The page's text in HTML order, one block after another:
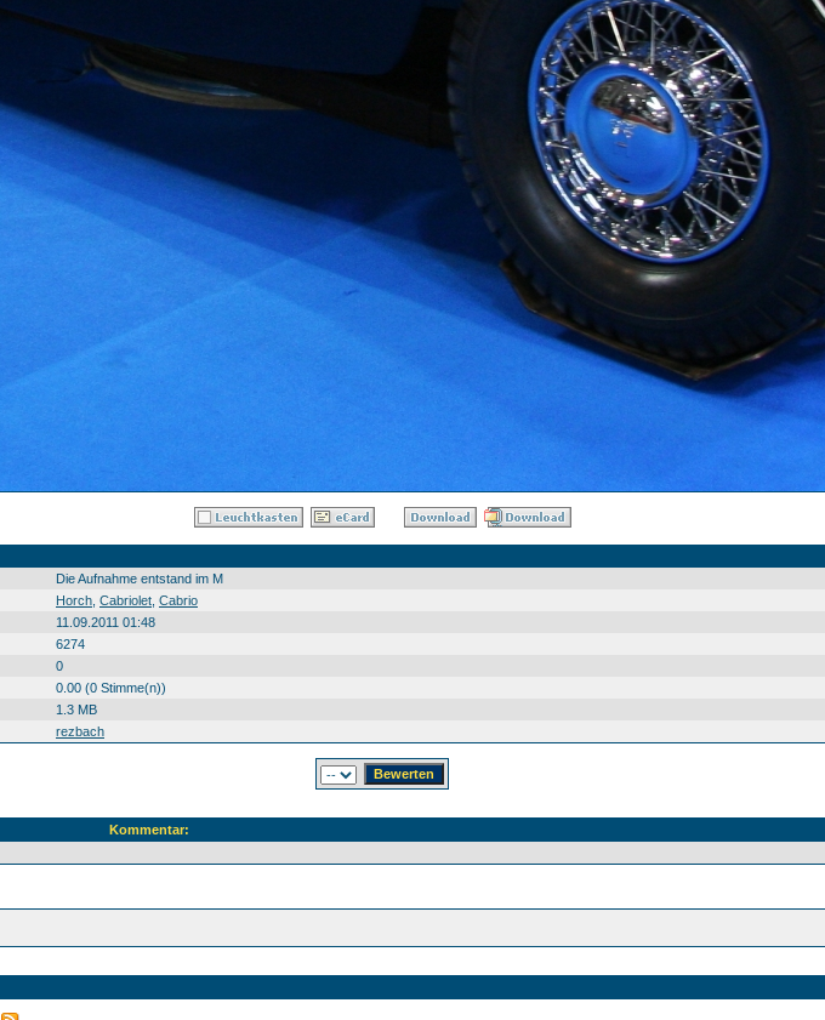
Die Aufnahme entstand im M
Horch Cabriolet Cabrio
11.09.2011 01:48
6274
0
0.00 (0 Stimme(n))
1.3 MB
rezbach
Kommentar: